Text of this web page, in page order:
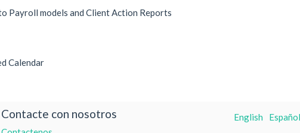
Payroll models and Client Action Reports
Calendar
Contacte con nosotros English